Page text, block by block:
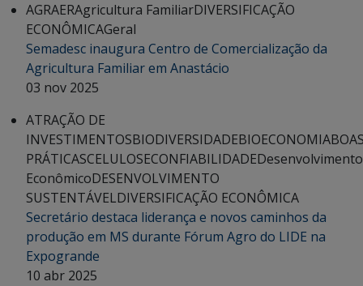
AGRAERAgricultura FamiliarDIVERSIFICAÇÃO
ECONÔMICAGeral
Semadesc inaugura Centro de Comercialização da
Agricultura Familiar em Anastácio
03 nov 2025
ATRAÇÃO DE
INVESTIMENTOSBIODIVERSIDADEBIOECONOMIA
PRÁTICASCELULOSECONFIABILIDADEDesenvolvimento
EconômicoDESENVOLVIMENTO
SUSTENTÁVELDIVERSIFICAÇÃO ECONÔMICA
Secretário destaca liderança e novos caminhos da
produção em MS durante Fórum Agro do LIDE na
Expogrande
10 abr 2025